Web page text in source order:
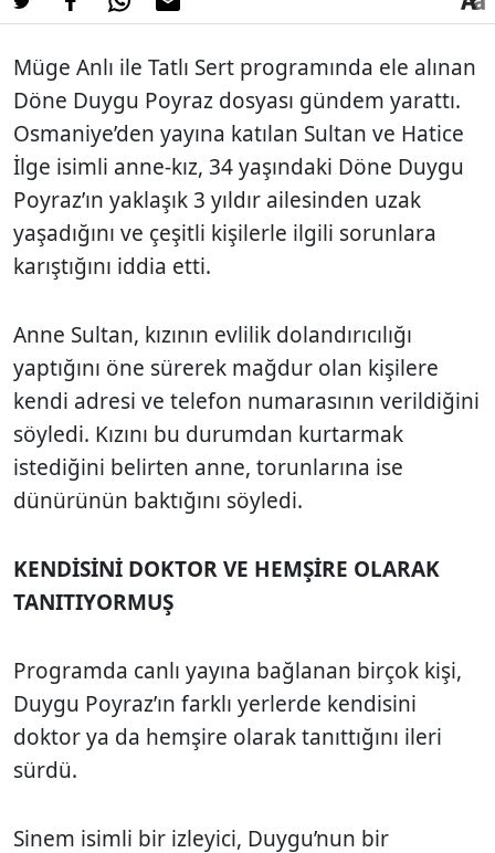
Müge Anlı ile Tatlı Sert programında ele alınan
Döne Duygu Poyraz dosyası gündem yarattı.
Osmaniye’den yayına katılan Sultan ve Hatice
İlge isimli anne-kız, 34 yaşındaki Döne Duygu
Poyraz’ın yaklaşık 3 yıldır ailesinden uzak
yaşadığını ve çeşitli kişilerle ilgili sorunlara
karıştığını iddia etti.
Anne Sultan, kızının evlilik dolandırıcılığı
yaptığını öne sürerek mağdur olan kişilere
kendi adresi ve telefon numarasının verildiğini
söyledi. Kızını bu durumdan kurtarmak
istediğini belirten anne, torunlarına ise
dünürünün baktığını söyledi.
KENDİSİNİ DOKTOR VE HEMŞİRE OLARAK
TANITIYORMUŞ
Programda canlı yayına bağlanan birçok kişi,
Duygu Poyraz’ın farklı yerlerde kendisini
doktor ya da hemşire olarak tanıttığını ileri
sürdü.
Sinem isimli bir izleyici, Duygu’nun bir